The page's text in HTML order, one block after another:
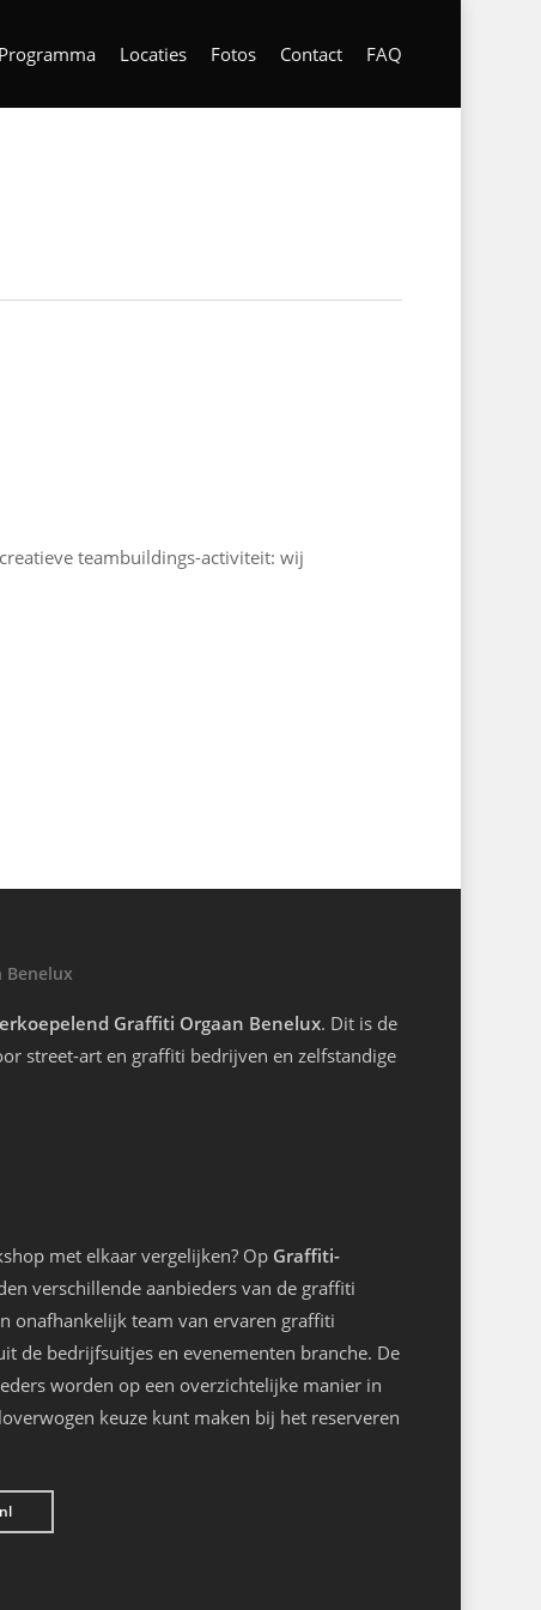
Programma Locaties Fotos Contact FAQ
teambuildings-activiteit: wij
Benelux
Graffiti Orgaan Benelux. Dit is de
street-art en graffiti bedrijven en zelfstandige
met elkaar vergelijken? Op Graffiti-
verschillende aanbieders van de graffiti
onafhankelijk team van ervaren graffiti
de bedrijfsuitjes en evenementen branche. De
worden op een overzichtelijke manier in
keuze kunt maken bij het reserveren